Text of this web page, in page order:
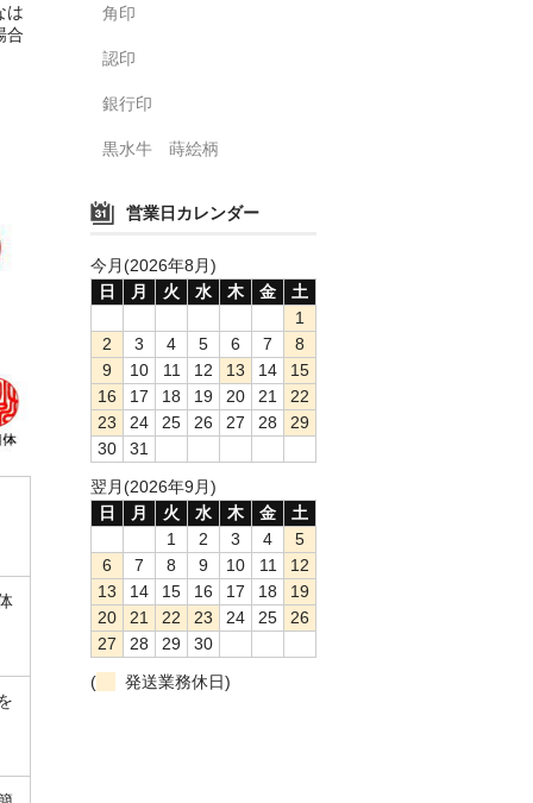
は
合
角印
認印
銀行印
黒水牛 蒔絵柄
営業日カレンダー
今月(2026年8月)
日
月 火 水 木 金
土
1
2
3 4 5 6 7
8
9
10 11 12 13 14
15
16
17 18 19 20 21
22
23
24 25 26 27 28
29
30
31
翌月(2026年9月)
日
月 火 水 木 金
土
1
2 3 4
5
6
7 8 9 10 11
12
13
14 15 16 17 18
19
20
21 22 23 24 25
26
27
28 29
30
(
発送業務休日)